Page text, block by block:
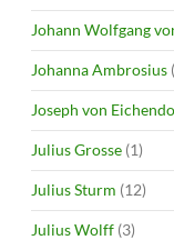
Johann Wolfgang
Johanna Ambrosius
Joseph von
Julius Grosse (1)
Julius Sturm (12)
Julius Wolff (3)